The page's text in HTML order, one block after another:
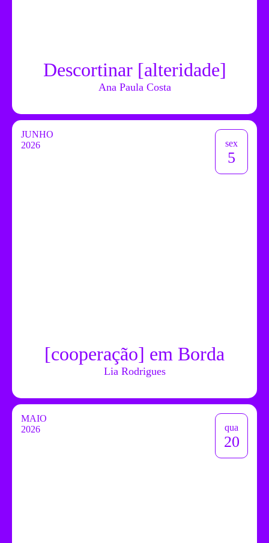
Descortinar [alteridade]
Ana Paula Costa
JUNHO
2026
sex
5
[cooperação] em Borda
Lia Rodrigues
MAIO
2026
qua
20